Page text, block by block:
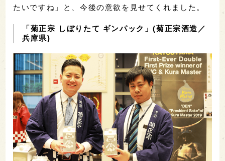
たいですね」と、今後の意欲を見せてくれました。
「菊正宗 しぼりたて ギンパック」(菊正宗酒造／
兵庫県)